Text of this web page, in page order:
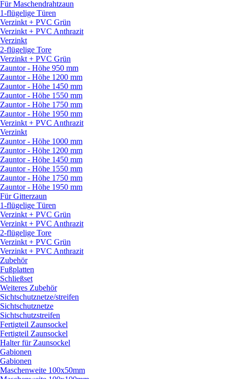
Für Maschendrahtzaun
1-flügelige Türen
Verzinkt + PVC Grün
Verzinkt + PVC Anthrazit
Verzinkt
2-flügelige Tore
Verzinkt + PVC Grün
Zauntor - Höhe 950 mm
Zauntor - Höhe 1200 mm
Zauntor - Höhe 1450 mm
Zauntor - Höhe 1550 mm
Zauntor - Höhe 1750 mm
Zauntor - Höhe 1950 mm
Verzinkt + PVC Anthrazit
Verzinkt
Zauntor - Höhe 1000 mm
Zauntor - Höhe 1200 mm
Zauntor - Höhe 1450 mm
Zauntor - Höhe 1550 mm
Zauntor - Höhe 1750 mm
Zauntor - Höhe 1950 mm
Für Gitterzaun
1-flügelige Türen
Verzinkt + PVC Grün
Verzinkt + PVC Anthrazit
2-flügelige Tore
Verzinkt + PVC Grün
Verzinkt + PVC Anthrazit
Zubehör
Fußplatten
Schließset
Weiteres Zubehör
Sichtschutznetze/streifen
Sichtschutznetze
Sichtschutzstreifen
Fertigteil Zaunsockel
Fertigteil Zaunsockel
Halter für Zaunsockel
Gabionen
Gabionen
Maschenweite 100x50mm